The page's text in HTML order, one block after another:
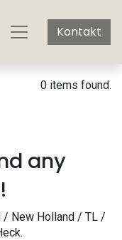
Kontakt
0 items found.
any
/ New Holland / TL /
.